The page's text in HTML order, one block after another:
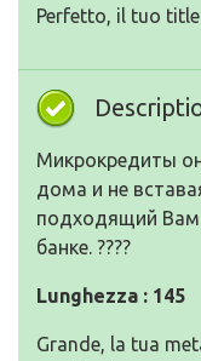
Perfetto, il tuo
Микрокредиты
дома и не
подходящий Вам
банке. ????
Lunghezza : 145
Grande, la tua